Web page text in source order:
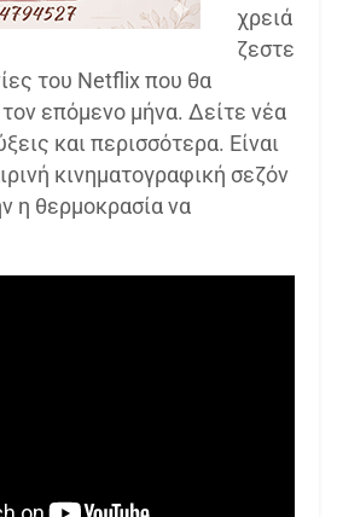
χρειά
ζεστε
του Netflix που θα
επόμενο μήνα. Δείτε νέα
και περισσότερα. Είναι
κινηματογραφική σεζόν
η θερμοκρασία να